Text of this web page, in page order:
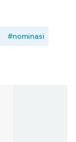
#nominasi